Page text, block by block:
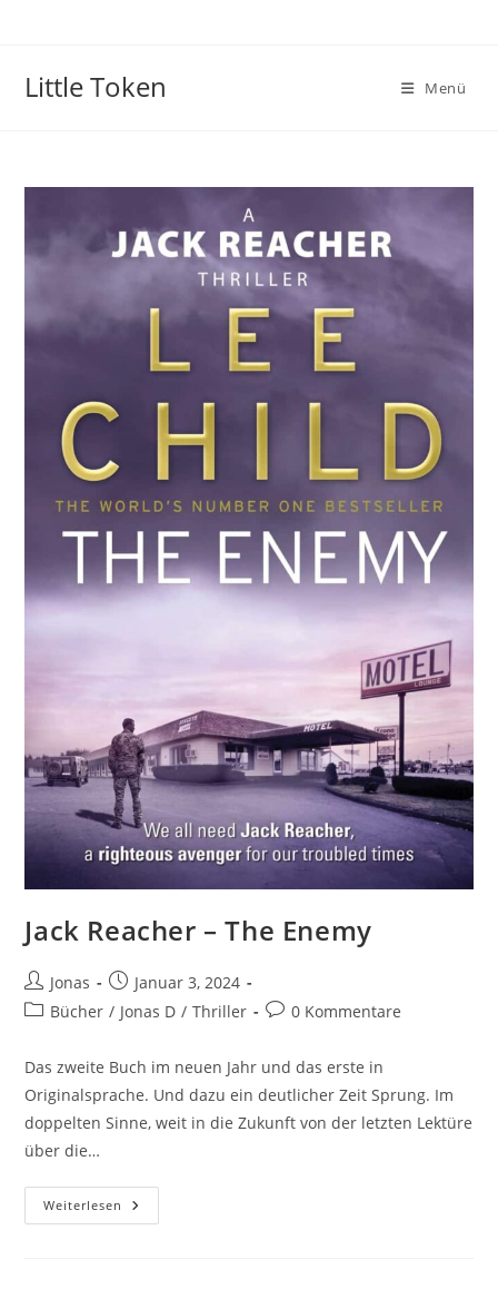
Little Token Menü
Jack Reacher – The Enemy
Jonas
Januar 3, 2024
Bücher / Jonas D / Thriller 0 Kommentare
Das zweite Buch im neuen Jahr und das erste in
Originalsprache. Und dazu ein deutlicher Zeit Sprung. Im
doppelten Sinne, weit in die Zukunft von der letzten Lektüre
über die…
Weiterlesen